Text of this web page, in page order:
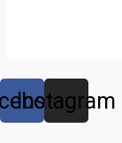
Instagram